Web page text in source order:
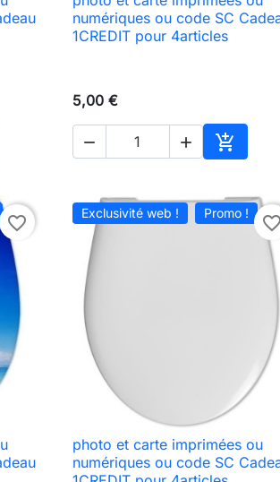
au panier
 Aperçu rapide
numériques ou code SC
1CREDIT pour 4articles
5,00 €
  
Ajouter
favorite_border Exclusivité web ! Promo ! favorite_border
 Aperçu rapide
photo et carte imprimées ou
numériques ou code SC